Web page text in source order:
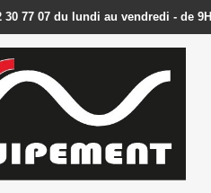
30 77 07 du lundi au vendredi - de